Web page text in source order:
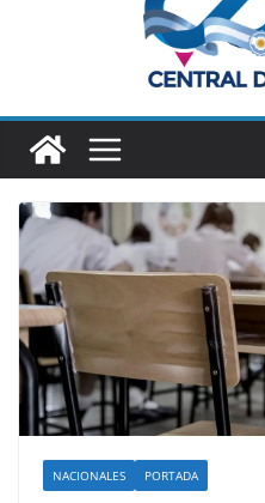
NACIONALES PORTADA